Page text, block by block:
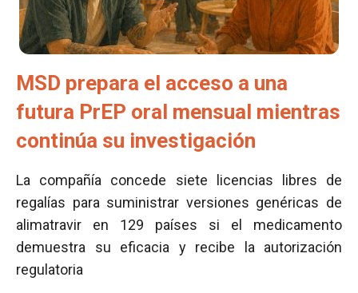
MSD prepara el acceso a una
futura PrEP oral mensual mientras
continúa su investigación
La compañía concede siete licencias libres de
regalías para suministrar versiones genéricas de
alimatravir en 129 países si el medicamento
demuestra su eficacia y recibe la autorización
regulatoria